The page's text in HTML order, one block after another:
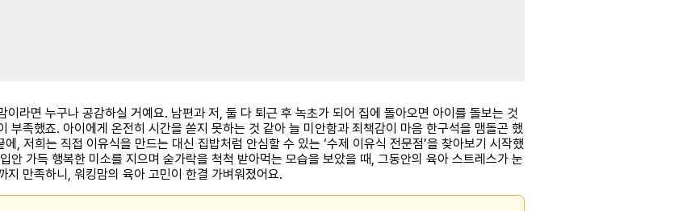
라면 누구나 공감하실 거예요. 남편과 저, 둘 다 퇴근 후 녹초가 되어 집에 돌아오면 아이를 돌보는 것
족했죠. 아이에게 온전히 시간을 쏟지 못하는 것 같아 늘 미안함과 죄책감이 마음 한구석을 맴돌곤 했
, 저희는 직접 이유식을 만드는 대신 집밥처럼 안심할 수 있는 ‘수제 이유식 전문점’을 찾아보기 시작했
가득 행복한 미소를 지으며 숟가락을 척척 받아먹는 모습을 보았을 때, 그동안의 육아 스트레스가 눈
만족하니, 워킹맘의 육아 고민이 한결 가벼워졌어요.